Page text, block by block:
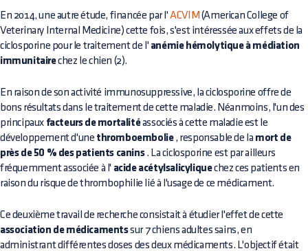
En 2014, une autre étude, financée par l' ACVIM (American College of
Veterinary Internal Medicine) cette fois, s'est intéressée aux effets de la
ciclosporine pour le traitement de l' anémie hémolytique à médiation
immunitairechez le chien (2).
En raison de son activité immunosuppressive, la ciclosporine offre de
bons résultats dans le traitement de cette maladie. Néanmoins, l'un des
principaux facteurs de mortalitéassociés à cette maladie est le
développement d'une thromboembolie, responsable de la mort de
près de 50 % des patients canins. La ciclosporine est par ailleurs
fréquemment associée à l' acide acétylsalicyliquechez ces patients en
raison du risque de thrombophilie lié à l'usage de ce médicament.
Ce deuxième travail de recherche consistait à étudier l'effet de cette
association de médicamentssur 7 chiens adultes sains, en
administrant différentes doses des deux médicaments. L'objectif était